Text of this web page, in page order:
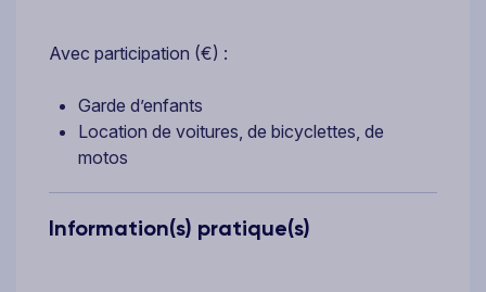
Avec participation (€) :
Garde d’enfants
Location de voitures, de bicyclettes, de
motos
Information(s) pratique(s)